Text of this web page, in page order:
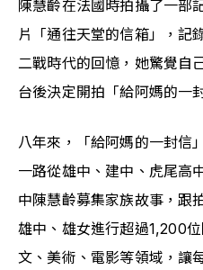
陳慧齡在法國時拍攝了一部
片「通往天堂的信箱」，記
二戰時代的回憶，她驚覺自
台後決定開拍「給阿媽的一
八年來，「給阿媽的一封信
一路從雄中、建中、虎尾高
中陳慧齡募集家族故事，跟
雄中、雄女進行超過1,200
文、美術、電影等領域，讓